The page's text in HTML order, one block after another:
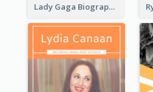
Lady Gaga Biography